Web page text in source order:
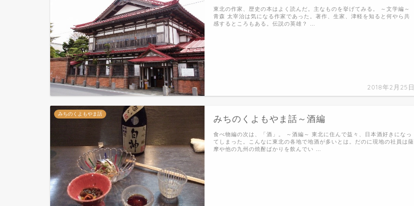
2018年2月25日
東北の作家、歴史の本はよく読んだ。主なものを挙げてみる。 ～文学編～
青森 太宰治は気になる作家であった。著作、生家、津軽を知ると何やら共
感するところもある。伝説の英雄？ …
みちのくよもやま話
みちのくよもやま話～酒編
食べ物編の次は、「酒」。 ～酒編～ 東北に住んで益々、日本酒好きになっ
てしまった。こんなに東北の各地で地酒が多いとは。だのに現地の社員は薩
摩や他の九州の焼酎ばかりを飲んでい …